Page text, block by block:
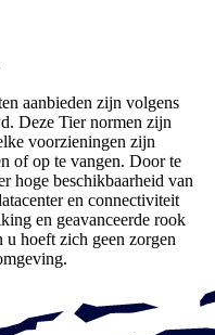
aanbieden zijn volgens
Deze Tier normen zijn
voorzieningen zijn
of op te vangen. Door te
hoge beschikbaarheid van
en connectiviteit
en geavanceerde rook
u hoeft zich geen zorgen